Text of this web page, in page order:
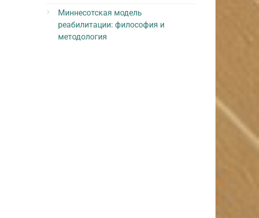
Миннесотская модель
реабилитации: философия и
методология